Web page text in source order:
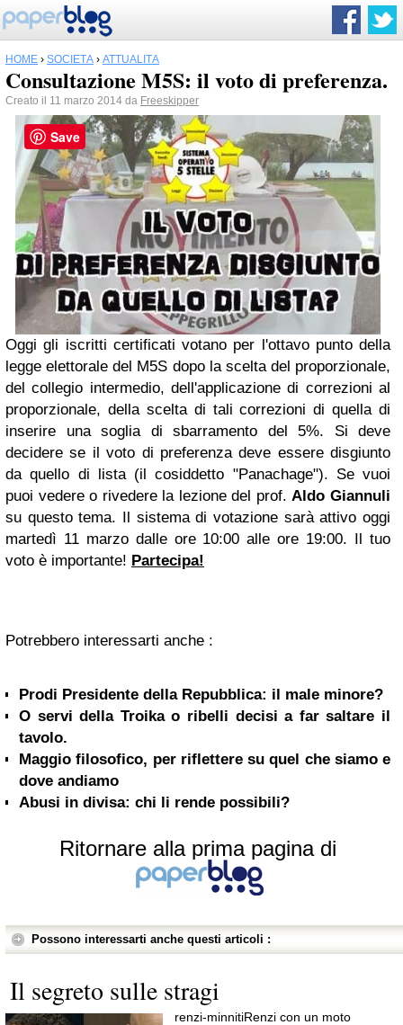
HOME › SOCIETÀ › ATTUALITÀ
Consultazione M5S: il voto di preferenza.
Creato il 11 marzo 2014 da Freeskipper
Oggi gli iscritti certificati votano per l'ottavo punto della
legge elettorale del M5S dopo la scelta del proporzionale,
del collegio intermedio, dell'applicazione di correzioni al
proporzionale, della scelta di tali correzioni di quella di
inserire una soglia di sbarramento del 5%. Si deve
decidere se il voto di preferenza deve essere disgiunto
da quello di lista (il cosiddetto "Panachage"). Se vuoi
puoi vedere o rivedere la lezione del prof.Aldo Giannuli
su questo tema. Il sistema di votazione sarà attivo oggi
martedì 11 marzo dalle ore 10:00 alle ore 19:00. Il tuo
voto è importante! Partecipa!
Potrebbero interessarti anche :
Prodi Presidente della Repubblica: il male minore?
O servi della Troika o ribelli decisi a far saltare il
tavolo.
Maggio filosofico, per riflettere su quel che siamo e
dove andiamo
Abusi in divisa: chi li rende possibili?
Ritornare alla prima pagina di
Possono interessarti anche questi articoli :
Il segreto sulle stragi
renzi-minnitiRenzi con un moto
Save